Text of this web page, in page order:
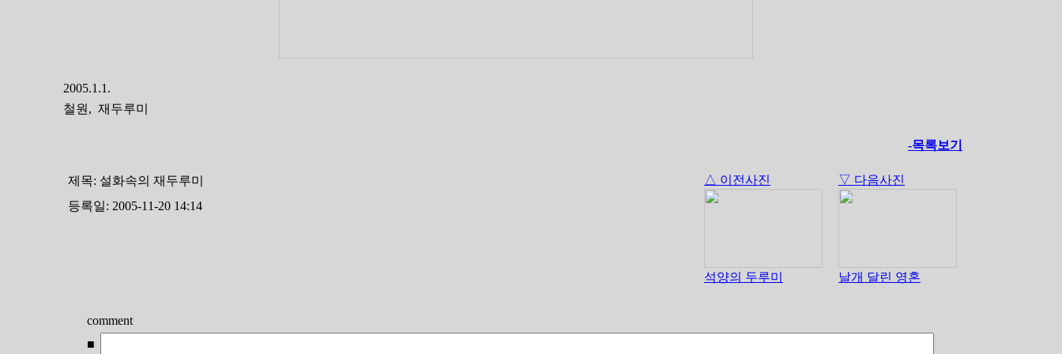
2005.1.1.
철원, 재두루미
-목록보기
제목: 설화속의 재두루미
등록일: 2005-11-20 14:14
△ 이전사진
석양의 두루미
▽ 다음사진
날개 달린 영혼
comment
■